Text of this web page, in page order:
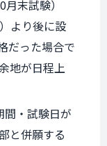
末試験）
より後に設
だった場合で
地が日程上
間・試験日が
と併願する